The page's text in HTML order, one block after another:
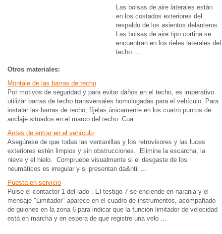
Las bolsas de aire laterales están
en los costados exteriores del
respaldo de los asientos delanteros.
Las bolsas de aire tipo cortina se
encuentran en los rieles laterales del
techo. ...
Otros materiales:
Montaje de las barras de techo
Por motivos de seguridad y para evitar daños en el techo, es imperativo
utilizar barras de techo transversales homologadas para el vehículo. Para
instalar las barras de techo, fíjelas únicamente en los cuatro puntos de
anclaje situados en el marco del techo. Cua ...
Antes de entrar en el vehículo
Asegúrese de que todas las ventanillas y los retrovisores y las luces
exteriores estén limpios y sin obstrucciones. Elimine la escarcha, la
nieve y el hielo. Compruebe visualmente si el desgaste de los
neumáticos es irregular y si presentan da&ntil ...
Puesta en servicio
Pulse el contactor 1 del lado . El testigo 7 se enciende en naranja y el
mensaje "Limitador" aparece en el cuadro de instrumentos, acompañado
de guiones en la zona 6 para indicar que la función limitador de velocidad
está en marcha y en espera de que registre una velo ...